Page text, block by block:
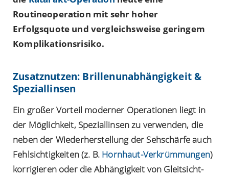
Routineoperation mit sehr hoher
Erfolgsquote und vergleichsweise geringem
Komplikationsrisiko.
Zusatznutzen: Brillenunabhängigkeit &
Speziallinsen
Ein großer Vorteil moderner Operationen liegt in
der Möglichkeit, Speziallinsen zu verwenden, die
neben der Wiederherstellung der Sehschärfe auch
Fehlsichtigkeiten (z. B. Hornhaut-Verkrümmungen)
korrigieren oder die Abhängigkeit von Gleitsicht-